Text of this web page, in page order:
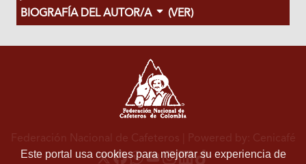
BIOGRAFÍA DEL AUTOR/A (VER)
Este portal usa cookies para mejorar su experiencia de
Federación Nacional de Cafeteros | Powered by: Cenicafé